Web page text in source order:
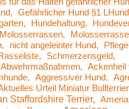
Gefährlicher Hund §1
Hundehaltung
Molosserrassen
nicht angeleinter Hund
Schmerzensgeld
Abwehrmaßnahmen
Ackenheil
Aggressiver Hund
Urteil Miniatur Bullterrier
Staffordshire Terrier